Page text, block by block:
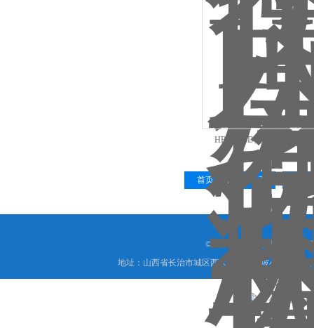
HBY-200D便携式多普勒
首页 上一页
© 2018 山西信伟慧诚科技有
地址：山西省长治市城区西大街下梅辉坡小区8号写
晋公网安备